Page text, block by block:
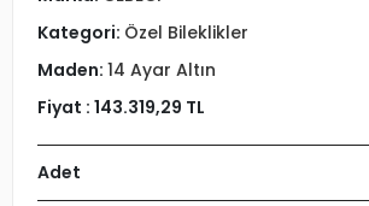
Kategori: Özel Bileklikler
Maden: 14 Ayar Altın
Fiyat : 143.319,29 TL
Adet